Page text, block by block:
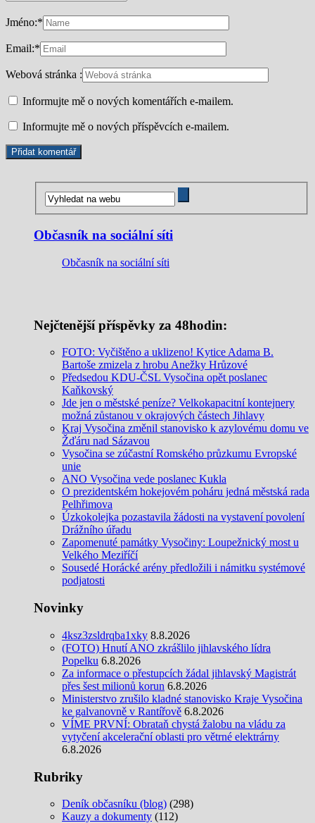
Jméno:*
Email:*
Webová stránka :
Informujte mě o nových komentářích e-mailem.
Informujte mě o nových příspěvcích e-mailem.
Občasník na sociální síti
Občasník na sociální síti
Nejčtenější příspěvky za 48hodin:
FOTO: Vyčištěno a uklizeno! Kytice Adama B.
Bartoše zmizela z hrobu Anežky Hrůzové
Předsedou KDU-ČSL Vysočina opět poslanec
Kaňkovský
Jde jen o městské peníze? Velkokapacitní kontejnery
možná zůstanou v okrajových částech Jihlavy
Kraj Vysočina změnil stanovisko k azylovému domu ve
Žďáru nad Sázavou
Vysočina se zúčastní Romského průzkumu Evropské
unie
ANO Vysočina vede poslanec Kukla
O prezidentském hokejovém poháru jedná městská rada
Pelhřimova
Úzkokolejka pozastavila žádosti na vystavení povolení
Drážního úřadu
Zapomenuté památky Vysočiny: Loupežnický most u
Velkého Meziříčí
Sousedé Horácké arény předložili i námitku systémové
podjatosti
Novinky
4ksz3zsldrqba1xky 8.8.2026
(FOTO) Hnutí ANO zkrášlilo jihlavského lídra
Popelku 6.8.2026
Za informace o přestupcích žádal jihlavský Magistrát
přes šest milionů korun 6.8.2026
Ministerstvo zrušilo kladné stanovisko Kraje Vysočina
ke galvanovně v Rantířově 6.8.2026
VÍME PRVNÍ: Obrataň chystá žalobu na vládu za
vytyčení akcelerační oblasti pro větrné elektrárny
6.8.2026
Rubriky
Deník občasníku (blog) (298)
Kauzy a dokumenty (112)